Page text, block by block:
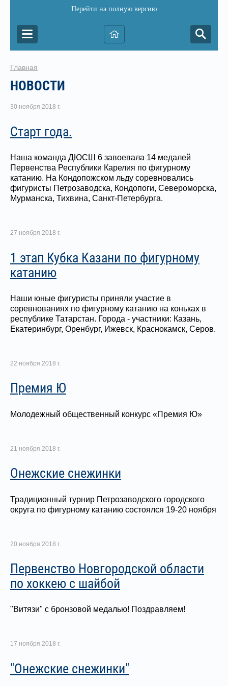
Перейти на полную версию
Главная
НОВОСТИ
30 ноября 2018 г.
Старт года.
Наша команда ДЮСШ 6 завоевала 14 медалей
Первенства Республики Карелия по фигурному
катанию. На Кондопожском льду соревновались
фигуристы Петрозаводска, Кондопоги, Североморска,
Мурманска, Тихвина, Санкт-Петербурга.
27 ноября 2018 г.
1 этап Кубка Казани по фигурному
катанию
Наши юные фигуристы приняли участие в
соревнованиях по фигурному катанию на коньках в
республике Татарстан. Города - участники: Казань,
Екатеринбург, Оренбург, Ижевск, Краснокамск, Серов.
22 ноября 2018 г.
Премия Ю
Молодежный общественный конкурс «Премия Ю»
21 ноября 2018 г.
Онежские снежинки
Традиционный турнир Петрозаводского городского
округа по фигурному катанию состоялся 19-20 ноября
20 ноября 2018 г.
Первенство Новгородской области
по хоккею с шайбой
"Витязи" с бронзовой медалью! Поздравляем!
17 ноября 2018 г.
"Онежские снежинки"